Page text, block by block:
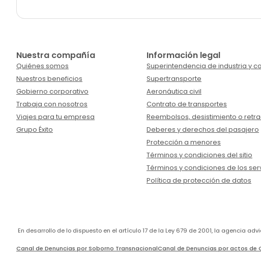
Nuestra compañía
Quiénes somos
Nuestros beneficios
Gobierno corporativo
Trabaja con nosotros
Viajes para tu empresa
Grupo Éxito
Información legal
Superintendencia de industria y
Supertransporte
Aeronáutica civil
Contrato de transportes
Reembolsos, desistimiento o
Deberes y derechos del pasajero
Protección a menores
Términos y condiciones del sitio
Términos y condiciones de los
Política de protección de datos
En desarrollo de lo dispuesto en el artículo 17 de la Ley 679 de 2001, la agencia
Canal de Denuncias por Soborno TransnacionalCanal de Denuncias por actos de